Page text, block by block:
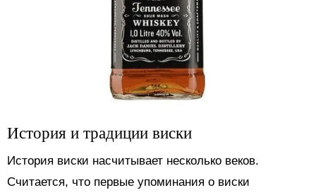
История и традиции виски
История виски насчитывает несколько веков.
Считается, что первые упоминания о виски